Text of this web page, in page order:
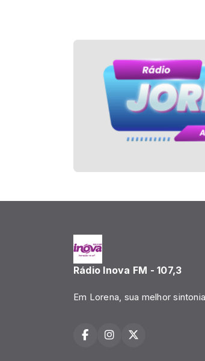
Rádio Inova FM - 107,3
Em Lorena, sua melhor